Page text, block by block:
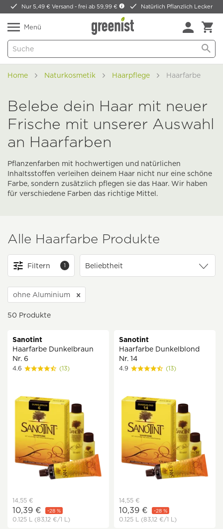
Nur 5,49 € Versand -frei ab 59,99 € Natürlich Pflanzlich Lecker
Menü
Home Naturkosmetik Haarpflege Haarfarbe
Belebe dein Haar mit neuer
Frische mit unserer Auswahl
an Haarfarben
Pflanzenfarben mit hochwertigen und natürlichen
Inhaltsstoffen verleihen deinem Haar nicht nur eine schöne
Farbe, sondern zusätzlich pflegen sie das Haar. Wir haben
für verschiedene Farben das richtige Mittel.
Alle Haarfarbe Produkte
Filtern 1
ohne Aluminium
50 Produkte
Sanotint
Haarfarbe Dunkelbraun
Nr. 6
4.6 (13)
14,55 €
10,39 € -28 %
0.125 L (83,12 €/1 L)
Sanotint
Haarfarbe Dunkelblond
Nr. 14
4.9 (13)
14,55 €
10,39 € -28 %
0.125 L (83,12 €/1 L)